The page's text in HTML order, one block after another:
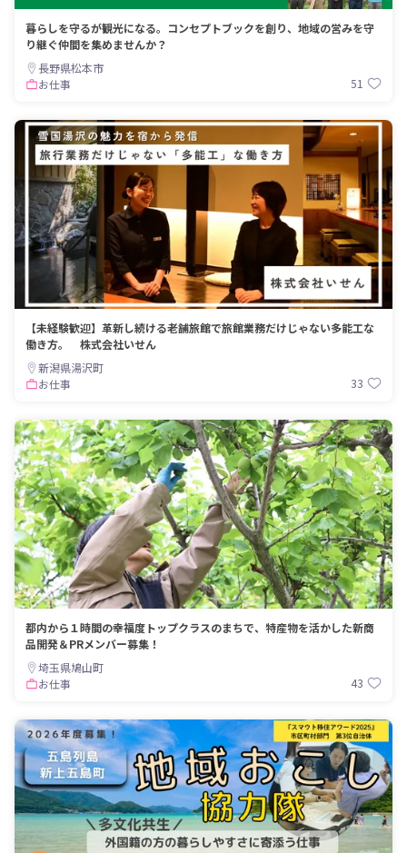
暮らしを守るが観光になる。コンセプトブックを創り、地域の営みを守
り継ぐ仲間を集めませんか？
長野県松本市
お仕事
51
【未経験歓迎】革新し続ける老舗旅館で旅館業務だけじゃない多能工な
働き方。 株式会社いせん
新潟県湯沢町
お仕事
33
都内から１時間の幸福度トップクラスのまちで、特産物を活かした新商
品開発＆PRメンバー募集！
埼玉県鳩山町
お仕事
43